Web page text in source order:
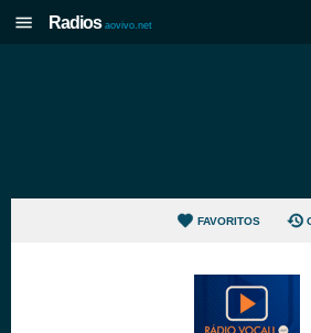
Radios aovivo.net
FAVORITOS